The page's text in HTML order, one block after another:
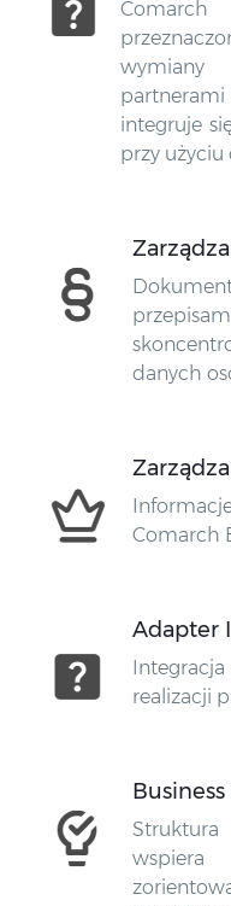
integruje
przy
danych
Comarch
Adapter
realizacji
Struktura